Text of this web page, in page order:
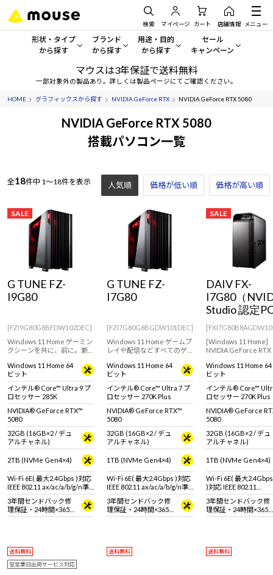
検索 マイページ カート 店舗情報 メニュー
形状・タイプ
から探す
形状・タイプから探す をすべてみる
デスクトップPC
ワークステーション
ディスプレイ
Windows 11 Copilot+ PC
ブランド
から探す
mouse
G TUNE
MousePro
Windows 11 |Copilot+ PC
用途・目的
から探す
一般向けパソコン
ゲーミングPC・ゲーム向けパソコン
学習向けパソコン
スペック/パーツ別
AIおすすめパソコン
Windows 11 Copilot+ PC
セール
キャンペーン
セール・キャンペー
期間限定セール
おすすめ目玉パソコン
今イチオシのパソコンをピ
|Copilot+ PC
マウスは3年保証で送料無料
一部対象外の製品あり。詳しくは製品ページにてご確認ください。
HOME グラフィックスから探す NVIDIA GeForce RTX NVIDIA GeForce RTX 5080
NVIDIA GeForce RTX 5080
搭載パソコン一覧
全18件中 1～18件を表示 人気順 価格が低い順 価格が高い順
SALE
G TUNE FZ-
I9G80
[FZI9G80G8BFDW102DEC]
Windows 11 Home ゲーミン
グシーンを共に、前に。新
ワーゲーミングPC！
GeForce RTX 5080＆インテ
ル Core Ultra 9 プロセッサ
ー 285K 搭載。※モニタ・マ
ウス・キーボードは別売り
です。
Windows 11 Home 64
ビット
インテル® Core™ Ultra 9 プ
ロセッサー 285K
NVIDIA® GeForce RTX™
5080
32GB (16GB×2 / デュ
アルチャネル)
2TB (NVMe Gen4×4)
Wi-Fi 6E( 最大2.4Gbps )対応
IEEE 802.11 ax/ac/a/b/g/n準
拠 ＋ Bluetooth 5内蔵
3年間センドバック修
理保証・24時間×365
日電話サポート
送料無料
翌営業日出荷サービス対応
G TUNE FZ-
I7G80
[FZI7G80G8BGDW101DEC]
Windows 11 Home ゲームプ
レイや配信などすべてのゲ
ハイエンドゲーミングPC！
GeForce RTX 5080 (16GB)
& インテル Core Ultra 7
270K Plus 搭載。
Windows 11 Home 64
ビット
インテル® Core™ Ultra 7 プ
ロセッサー 270K Plus
NVIDIA® GeForce RTX™
5080
32GB (16GB×2 / デュ
アルチャネル)
1TB (NVMe Gen4×4)
Wi-Fi 6E( 最大2.4Gbps )対応
IEEE 802.11 ax/ac/a/b/g/n準
拠 ＋ Bluetooth 5内蔵
3年間センドバック修
理保証・24時間×365
日電話サポート
送料無料
SALE
DAIV FX-
I7G80（
Studio 認定
[Windows 11 Home]
NVIDIA GeForce RTX
ブ用途におすすめな
Windows 11 Home 64
ビット
インテル® Core™
ロセッサー 270K Plus
NVIDIA® GeForce
5080
32GB (16GB×2 / デュ
アルチャネル)
1TB (NVMe Gen4×4)
Wi-Fi 6E( 最大2.4Gbps
)対応 IEEE 802.11
ax/ac/a/b/g/n準拠 ＋
Bluetooth 5内蔵
3年間センドバック修
理保証・24時間×365
日電話サポート
送料無料